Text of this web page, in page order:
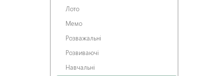
Лото
Мемо
Розважальні
Розвиваючі
Навчальні